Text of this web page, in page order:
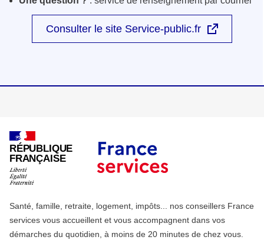
Consulter le site Service-public.fr
RÉPUBLIQUE
FRANÇAISE
Santé, famille, retraite, logement, impôts... nos conseillers France
services vous accueillent et vous accompagnent dans vos
démarches du quotidien, à moins de 20 minutes de chez vous.